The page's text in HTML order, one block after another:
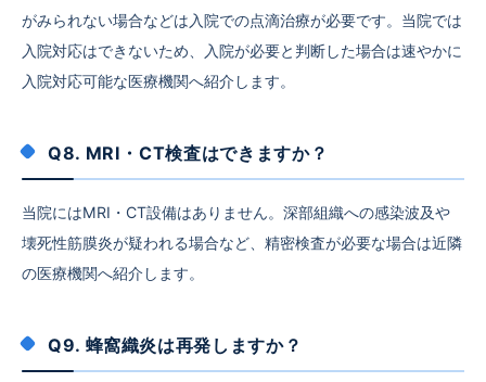
がみられない場合などは入院での点滴治療が必要です。当院では
入院対応はできないため、入院が必要と判断した場合は速やかに
入院対応可能な医療機関へ紹介します。
Q8. MRI・CT検査はできますか？
当院にはMRI・CT設備はありません。深部組織への感染波及や
壊死性筋膜炎が疑われる場合など、精密検査が必要な場合は近隣
の医療機関へ紹介します。
Q9. 蜂窩織炎は再発しますか？